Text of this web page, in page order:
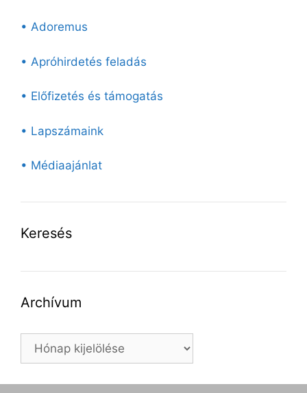
• Adoremus
• Apróhirdetés feladás
• Előfizetés és támogatás
• Lapszámaink
• Médiaajánlat
Keresés
Archívum
Archívum